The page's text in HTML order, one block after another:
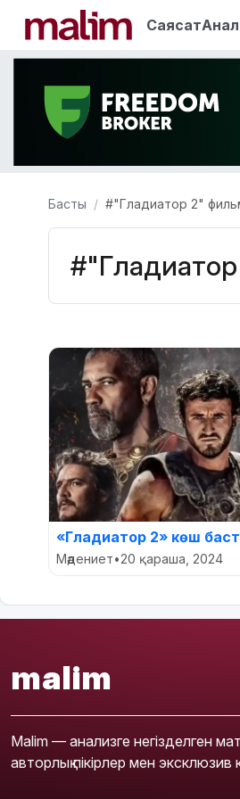
Саясат
Басты #"Гладиатор 2"
«Гладиатор 2» көш
Мәдениет•20 қараша, 2024
malim
Malim — анализге негізделген
авторлық пікірлер мен эксклюзив